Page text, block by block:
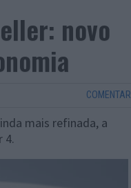
novo
COMENTAR
mais refinada, a
4.